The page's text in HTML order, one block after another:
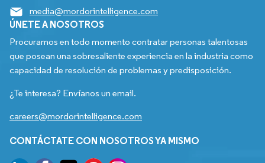
media@mordorintelligence.com
ÚNETE A NOSOTROS
Procuramos en todo momento contratar personas talentosas
que posean una sobresaliente experiencia en la industria como
capacidad de resolución de problemas y predisposición.
¿Te interesa? Envíanos un email.
careers@mordorintelligence.com
CONTÁCTATE CON NOSOTROS YA MISMO